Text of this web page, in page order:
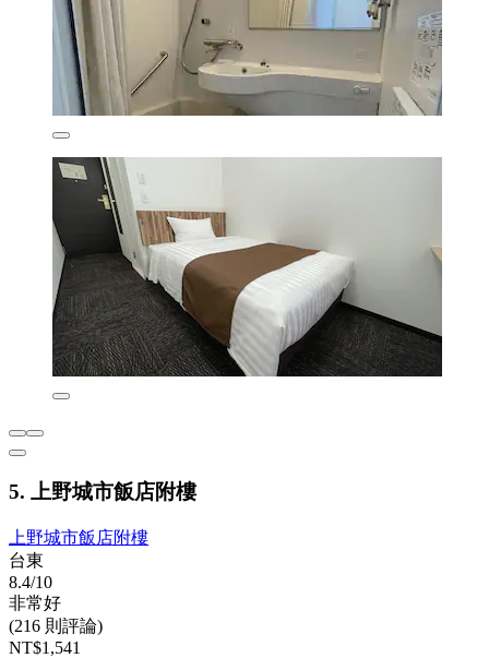
5. 上野城市飯店附樓
上野城市飯店附樓
台東
8.4/10
非常好
(216 則評論)
NT$1,541